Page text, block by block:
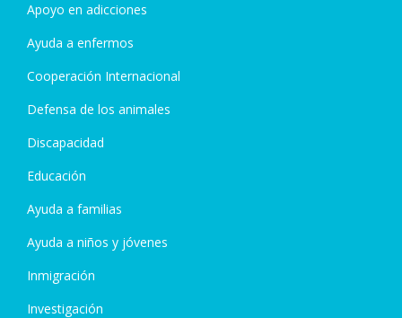
Apoyo en adicciones
Ayuda a enfermos
Cooperación Internacional
Defensa de los animales
Discapacidad
Educación
Ayuda a familias
Ayuda a niños y jóvenes
Inmigración
Investigación